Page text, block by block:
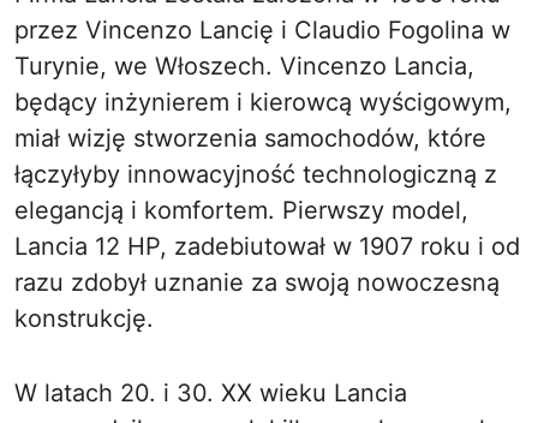
przez Vincenzo Lancię i Claudio Fogolina w
Turynie, we Włoszech. Vincenzo Lancia,
będący inżynierem i kierowcą wyścigowym,
miał wizję stworzenia samochodów, które
łączyłyby innowacyjność technologiczną z
elegancją i komfortem. Pierwszy model,
Lancia 12 HP, zadebiutował w 1907 roku i od
razu zdobył uznanie za swoją nowoczesną
konstrukcję.
W latach 20. i 30. XX wieku Lancia